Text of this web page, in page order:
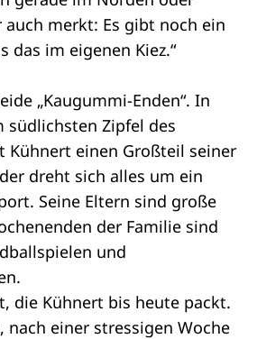
merkt: Es gibt noch ein
das im eigenen Kiez.“
„Kaugummi-Enden“. In
südlichsten Zipfel des
Kühnert einen Großteil seiner
dreht sich alles um ein
Seine Eltern sind große
der Familie sind
und
die Kühnert bis heute packt.
einer stressigen Woche